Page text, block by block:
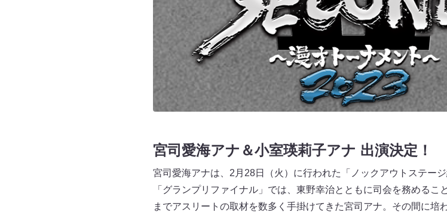
宮司愛海アナ＆小室瑛莉子アナ 出演決定！
宮司愛海アナは、2月28日（火）に行われた「ノックアウトステー
「グランプリファイナル」では、東野幸治とともに司会を務める
までアスリートの取材を数多く手掛けてきた宮司アナ。その間に培